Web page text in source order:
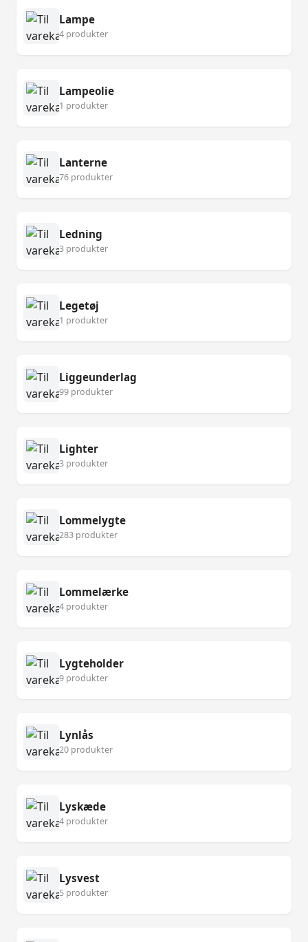
Lampe
4 produkter
Lampeolie
1 produkter
Lanterne
76 produkter
Ledning
3 produkter
Legetøj
1 produkter
Liggeunderlag
99 produkter
Lighter
3 produkter
Lommelygte
283 produkter
Lommelærke
4 produkter
Lygteholder
9 produkter
Lynlås
20 produkter
Lyskæde
4 produkter
Lysvest
5 produkter